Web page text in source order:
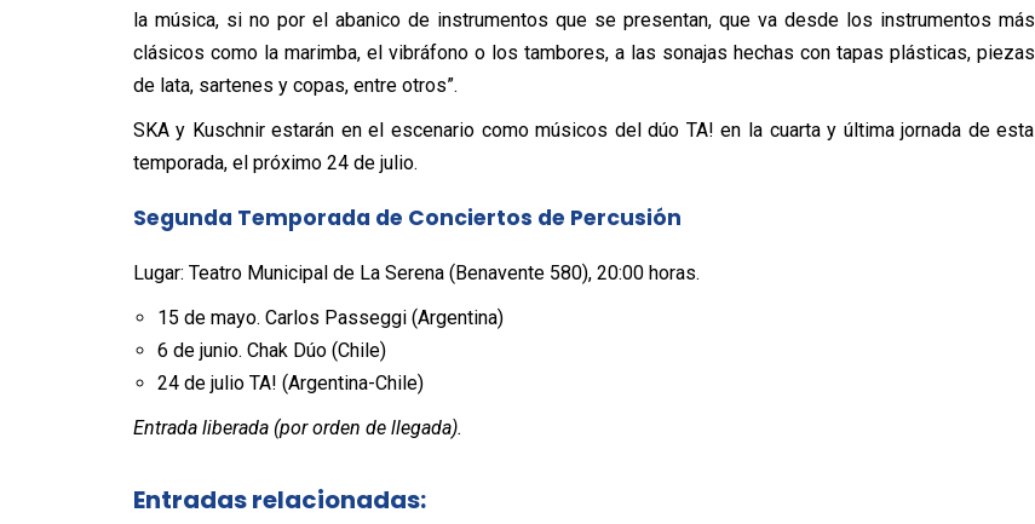
la música, si no por el abanico de instrumentos que se presentan, que va desde los instrumentos más
clásicos como la marimba, el vibráfono o los tambores, a las sonajas hechas con tapas plásticas, piezas
de lata, sartenes y copas, entre otros”.
SKA y Kuschnir estarán en el escenario como músicos del dúo TA! en la cuarta y última jornada de esta
temporada, el próximo 24 de julio.
Segunda Temporada de Conciertos de Percusión
Lugar: Teatro Municipal de La Serena (Benavente 580), 20:00 horas.
15 de mayo. Carlos Passeggi (Argentina)
6 de junio. Chak Dúo (Chile)
24 de julio TA! (Argentina-Chile)
Entrada liberada (por orden de llegada).
Entradas relacionadas: